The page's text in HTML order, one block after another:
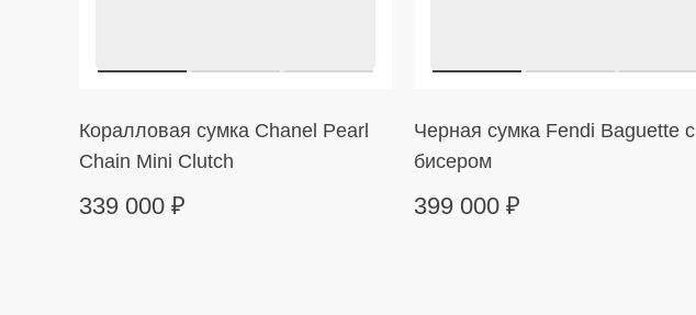
Коралловая сумка Chanel Pearl
Chain Mini Clutch
339 000 ₽
Черная сумка Fendi Baguette с
бисером
399 000 ₽